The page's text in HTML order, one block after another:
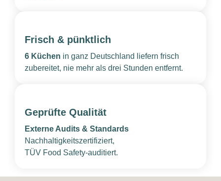
Frisch & pünktlich
6 Küchen in ganz Deutschland liefern frisch
zubereitet, nie mehr als drei Stunden entfernt.
Geprüfte Qualität
Externe Audits & Standards
Nachhaltigkeitszertifiziert,
TÜV Food Safety-auditiert.